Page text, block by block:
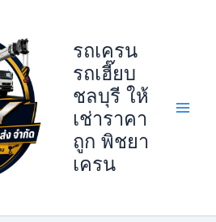
รถเครน
รถเฮี๊ยบ
ชลบุรี ให้
เช่าราคา
ถูก พิชยา
เครน